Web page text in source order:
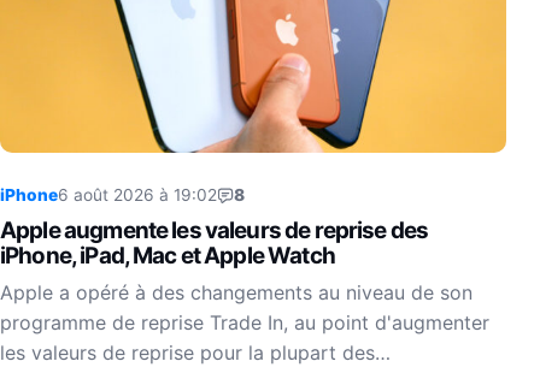
iPhone6 août 2026 à 19:02 8
Apple augmente les valeurs de reprise des
iPhone, iPad, Mac et Apple Watch
Apple a opéré à des changements au niveau de son
programme de reprise Trade In, au point d'augmenter
les valeurs de reprise pour la plupart des…